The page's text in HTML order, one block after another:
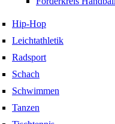
Hip-Hop
Leichtathletik
Radsport
Schach
Schwimmen
Tanzen